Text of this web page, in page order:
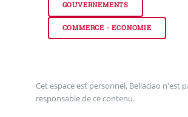
GOUVERNEMENTS
COMMERCE - ECONOMIE
Cet espace est personnel, Bellaciao n'est
responsable de ce contenu.